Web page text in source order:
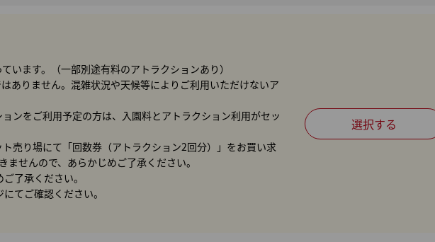
います。（一部別途有料のアトラクションあり）
ありません。混雑状況や天候等によりご利用いただけないア
ンをご利用予定の方は、入園料とアトラクション利用がセッ
売り場にて「回数券（アトラクション2回分）」をお買い求
せんので、あらかじめご了承ください。
了承ください。
てご確認ください。